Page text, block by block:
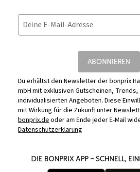
Deine E-Mail-Adresse
ABONNIEREN
Du erhältst den Newsletter der bonprix
mbH mit exklusiven Gutscheinen, Trends,
individualisierten Angeboten. Diese
mit Wirkung für die Zukunft unter
bonprix.deoder am Ende jeder E-Mail
Datenschutzerklärung
DIE BONPRIX APP – SCHNELL,